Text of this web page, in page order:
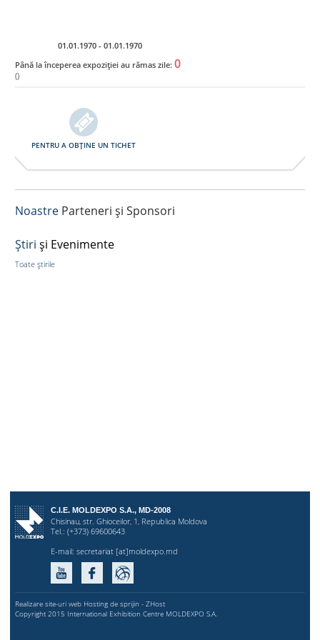
01.01.1970 - 01.01.1970
Până la începerea expoziției au rămas zile: 0
()
PENTRU A OBȚINE UN TICHET
Noastre Parteneri și Sponsori
Ştiri și Evenimente
Toate știrile
C.I.E. MOLDEXPO S.A., MD-2008
Chisinau, str. Ghioceilor, 1, Republica Moldova
Tel.: (+373) 69600643
E-mail: secretariat [at]moldexpo.md
Realizare site-uri web Hosting de sprijin - ZHost
Copyright 2015 International Exhibition Centre MOLDEXPO S.A.